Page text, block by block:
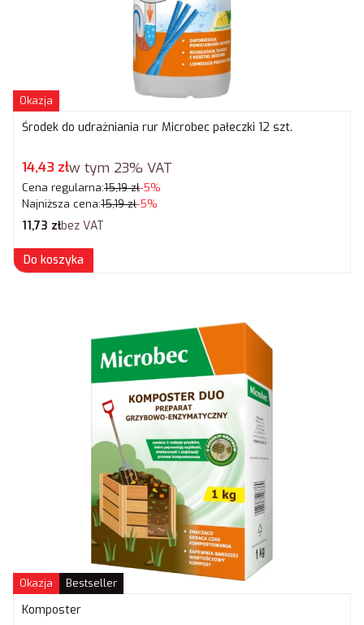
Okazja
Środek do udrażniania rur Microbec pałeczki 12 szt.
Cena promocyjna brutto
14,43 złw tym 23% VAT
Cena regularna:15,19 zł-5%
Najniższa cena:15,19 zł-5%
Cena netto
11,73 złbez VAT
Do koszyka
Okazja Bestseller
Komposter